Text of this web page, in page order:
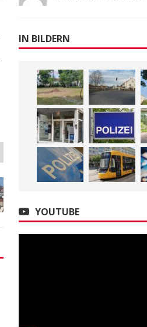
IN BILDERN
YOUTUBE